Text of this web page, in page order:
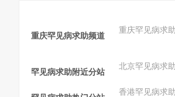
重庆罕见病求助频道
重庆罕见病求
罕见病求助附近分站
北京罕见病求助
香港罕见病求助